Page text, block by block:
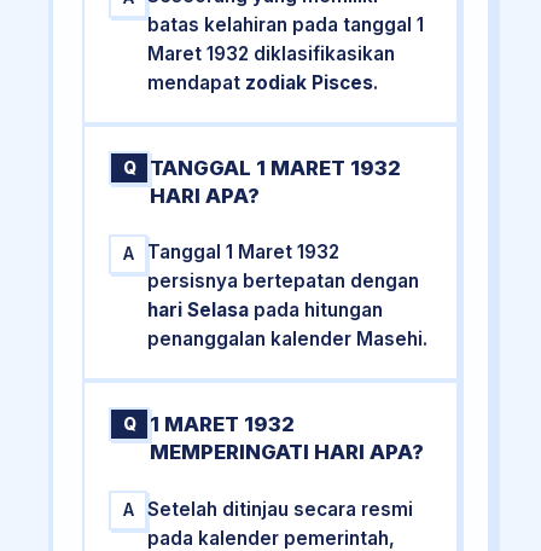
batas kelahiran pada tanggal 1
Maret 1932 diklasifikasikan
mendapat zodiak Pisces.
Q
TANGGAL 1 MARET 1932
HARI APA?
A
Tanggal 1 Maret 1932
persisnya bertepatan dengan
hari Selasa pada hitungan
penanggalan kalender Masehi.
Q
1 MARET 1932
MEMPERINGATI HARI APA?
A
Setelah ditinjau secara resmi
pada kalender pemerintah,